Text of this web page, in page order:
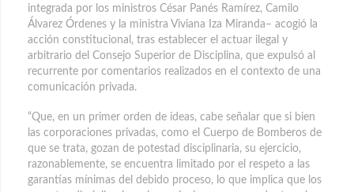
integrada por los ministros César Panés Ramírez, Camilo
Álvarez Órdenes y la ministra Viviana Iza Miranda– acogió la
acción constitucional, tras establecer el actuar ilegal y
arbitrario del Consejo Superior de Disciplina, que expulsó al
recurrente por comentarios realizados en el contexto de una
comunicación privada.
“Que, en un primer orden de ideas, cabe señalar que si bien
las corporaciones privadas, como el Cuerpo de Bomberos de
que se trata, gozan de potestad disciplinaria, su ejercicio,
razonablemente, se encuentra limitado por el respeto a las
garantías mínimas del debido proceso, lo que implica que los